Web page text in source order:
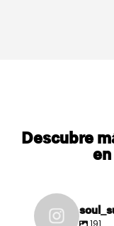
Descubre
191